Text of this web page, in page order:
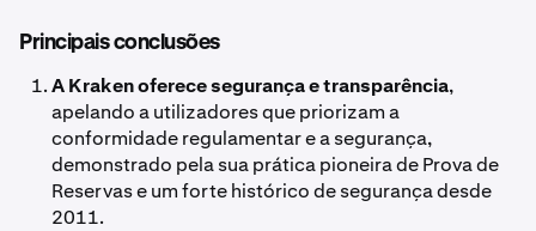
Principais conclusões
A Kraken oferece segurança e transparência,
apelando a utilizadores que priorizam a
conformidade regulamentar e a segurança,
demonstrado pela sua prática pioneira de Prova de
Reservas e um forte histórico de segurança desde
2011.